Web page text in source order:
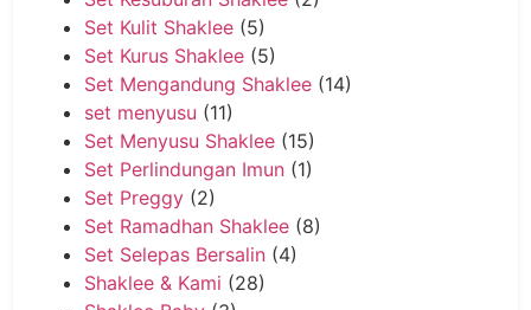
Set Kulit Shaklee (5)
Set Kurus Shaklee (5)
Set Mengandung Shaklee (14)
set menyusu (11)
Set Menyusu Shaklee (15)
Set Perlindungan Imun (1)
Set Preggy (2)
Set Ramadhan Shaklee (8)
Set Selepas Bersalin (4)
Shaklee & Kami (28)